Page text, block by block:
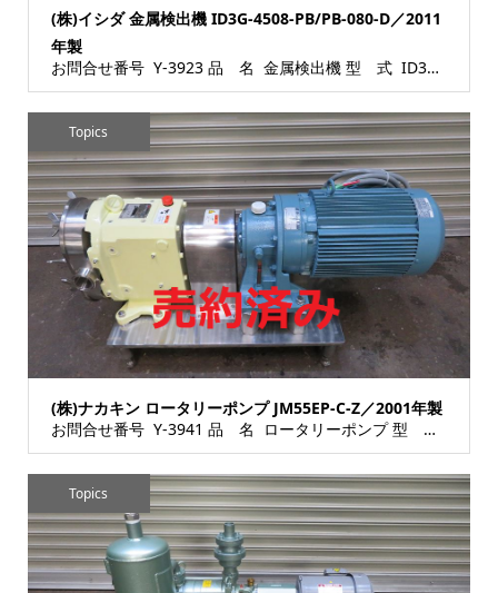
(株)イシダ 金属検出機 ID3G-4508-PB/PB-080-D／2011
年製
お問合せ番号 Y-3923 品 名 金属検出機 型 式 ID3G-4508-PB/PB-080...
(株)ナカキン ロータリーポンプ JM55EP-C-Z／2001年製
お問合せ番号 Y-3941 品 名 ロータリーポンプ 型 式 JM55EP-C-Z 種 類 ...
Topics
Topics